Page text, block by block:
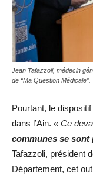
Jean Tafazzoli, médecin
de “Ma Question Médicale”.
Pourtant, le
dans l’Ain. « Ce
communes se
Tafazzoli, président
Département, cet